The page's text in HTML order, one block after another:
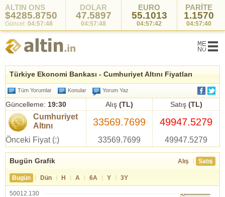
ALTIN ONS
$4285.8750
Güncel: 04:57:48
DOLAR
47.5897
04:57:48
EURO
55.1013
04:57:42
PARİTE
1.1570
04:57:40
Türkiye Ekonomi Bankası - Cumhuriyet Altını Fiyatları
Tüm Yorumlar Konular Yorum Yaz
Güncelleme: 19:30 Alış (TL) Satış (TL)
Cumhuriyet
Altını
33569.7699 49947.5279
Önceki Fiyat (:) 33569.7699 49947.5279
Bugün Grafik Alış | Satış
Bugün | Dün | H | A | 6A | Y | 3Y
50012.130